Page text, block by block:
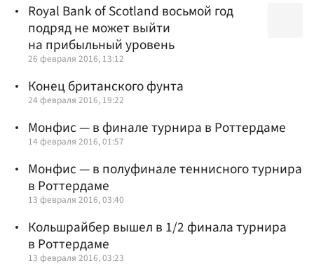
Royal Bank of Scotland восьмой год
подряд не может выйти
на прибыльный уровень
26 февраля 2016, 13:12
Конец британского фунта
24 февраля 2016, 19:22
Монфис — в финале турнира в Роттердаме
14 февраля 2016, 01:57
Монфис — в полуфинале теннисного турнира
в Роттердаме
13 февраля 2016, 03:40
Кольшрайбер вышел в 1/2 финала турнира
в Роттердаме
13 февраля 2016, 03:23